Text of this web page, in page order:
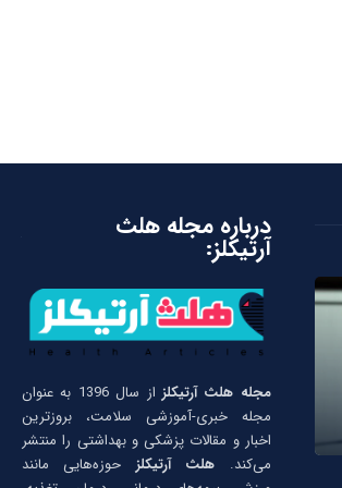
درباره مجله هلث
آرتیکلز:
مجله هلث آرتیکلز
از سال 1396 به عنوان
مجله خبری-آموزشی سلامت، بروزترین
اخبار و مقالات پزشکی و بهداشتی را منتشر
می‌کند. هلث آرتیکلز حوزه‌هایی مانند